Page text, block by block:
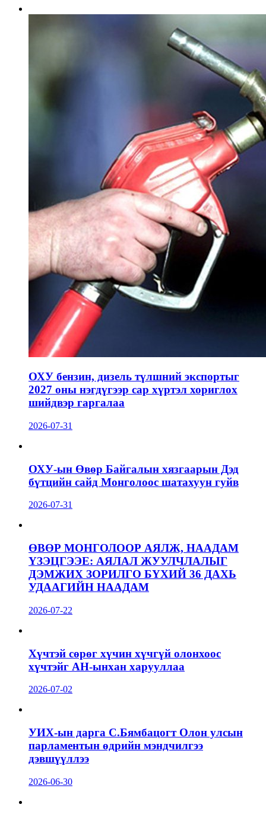
ОХУ бензин, дизель түлшний экспортыг
2027 оны нэгдүгээр сар хүртэл хориглох
шийдвэр гаргалаа
2026-07-31
ОХУ-ын Өвөр Байгалын хязгаарын Дэд
бүтцийн сайд Монголоос шатахуун гуйв
2026-07-31
ӨВӨР МОНГОЛООР АЯЛЖ, НААДАМ
ҮЗЭЦГЭЭЕ: АЯЛАЛ ЖУУЛЧЛАЛЫГ
ДЭМЖИХ ЗОРИЛГО БҮХИЙ 36 ДАХЬ
УДААГИЙН НААДАМ
2026-07-22
Хүчтэй сөрөг хүчин хүчгүй олонхоос
хүчтэйг АН-ынхан харууллаа
2026-07-02
УИХ-ын дарга С.Бямбацогт Олон улсын
парламентын өдрийн мэндчилгээ
дэвшүүллээ
2026-06-30